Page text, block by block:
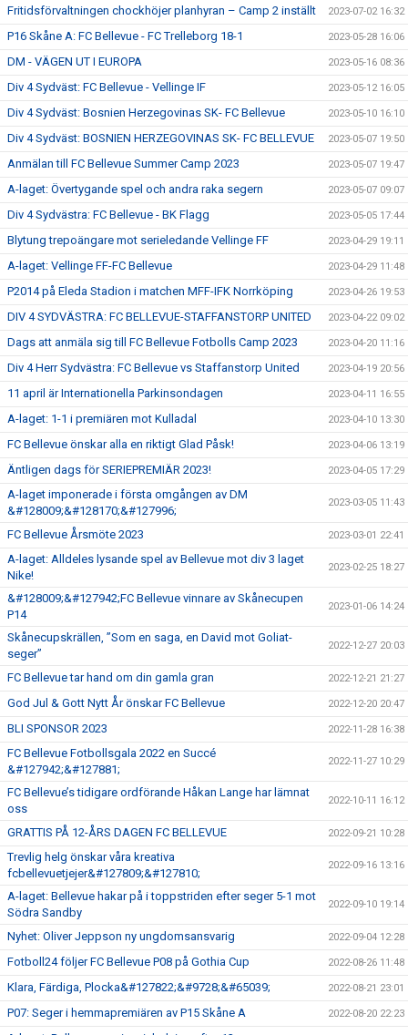
Fritidsförvaltningen chockhöjer planhyran – Camp 2 inställt 2023-07-02 16:32
P16 Skåne A: FC Bellevue - FC Trelleborg 18-1 2023-05-28 16:06
DM - VÄGEN UT I EUROPA 2023-05-16 08:36
Div 4 Sydväst: FC Bellevue - Vellinge IF 2023-05-12 16:05
Div 4 Sydväst: Bosnien Herzegovinas SK- FC Bellevue 2023-05-10 16:10
Div 4 Sydväst: BOSNIEN HERZEGOVINAS SK- FC BELLEVUE 2023-05-07 19:50
Anmälan till FC Bellevue Summer Camp 2023 2023-05-07 19:47
A-laget: Övertygande spel och andra raka segern 2023-05-07 09:07
Div 4 Sydvästra: FC Bellevue - BK Flagg 2023-05-05 17:44
Blytung trepoängare mot serieledande Vellinge FF 2023-04-29 19:11
A-laget: Vellinge FF-FC Bellevue 2023-04-29 11:48
P2014 på Eleda Stadion i matchen MFF-IFK Norrköping 2023-04-26 19:53
DIV 4 SYDVÄSTRA: FC BELLEVUE-STAFFANSTORP UNITED 2023-04-22 09:02
Dags att anmäla sig till FC Bellevue Fotbolls Camp 2023 2023-04-20 11:16
Div 4 Herr Sydvästra: FC Bellevue vs Staffanstorp United 2023-04-19 20:56
11 april är Internationella Parkinsondagen 2023-04-11 16:55
A-laget: 1-1 i premiären mot Kulladal 2023-04-10 13:30
FC Bellevue önskar alla en riktigt Glad Påsk! 2023-04-06 13:19
Äntligen dags för SERIEPREMIÄR 2023! 2023-04-05 17:29
A-laget imponerade i första omgången av DM
&#128009;&#128170;&#127996;
2023-03-05 11:43
FC Bellevue Årsmöte 2023 2023-03-01 22:41
A-laget: Alldeles lysande spel av Bellevue mot div 3 laget
Nike!
2023-02-25 18:27
&#128009;&#127942;FC Bellevue vinnare av Skånecupen
P14
2023-01-06 14:24
Skånecupskrällen, ”Som en saga, en David mot Goliat-
seger”
2022-12-27 20:03
FC Bellevue tar hand om din gamla gran 2022-12-21 21:27
God Jul & Gott Nytt År önskar FC Bellevue 2022-12-20 20:47
BLI SPONSOR 2023 2022-11-28 16:38
FC Bellevue Fotbollsgala 2022 en Succé
&#127942;&#127881;
2022-11-27 10:29
FC Bellevue’s tidigare ordförande Håkan Lange har lämnat
oss
2022-10-11 16:12
GRATTIS PÅ 12-ÅRS DAGEN FC BELLEVUE 2022-09-21 10:28
Trevlig helg önskar våra kreativa
fcbellevuetjejer&#127809;&#127810;
2022-09-16 13:16
A-laget: Bellevue hakar på i toppstriden efter seger 5-1 mot
Södra Sandby
2022-09-10 19:14
Nyhet: Oliver Jeppson ny ungdomsansvarig 2022-09-04 12:28
Fotboll24 följer FC Bellevue P08 på Gothia Cup 2022-08-26 11:48
Klara, Färdiga, Plocka&#127822;&#9728;&#65039; 2022-08-21 23:01
P07: Seger i hemmapremiären av P15 Skåne A 2022-08-20 22:23